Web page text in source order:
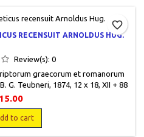
RECENSUIT ARNOLDUS HUG.
Review(s): 0
graecorum et romanorum
G. Teubneri, 1874, 12 x 18, XII + 88
pour partie. Papier jauni et
to cart
favorite_border